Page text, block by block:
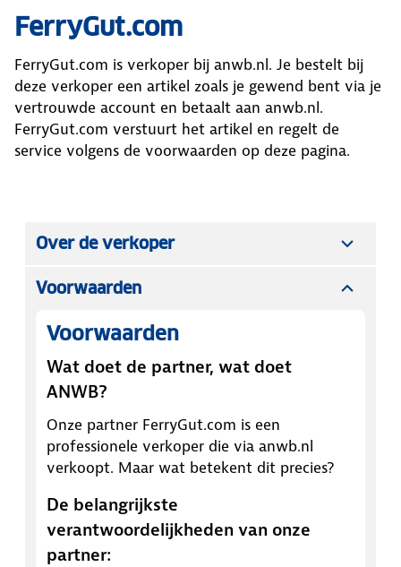
FerryGut.com
FerryGut.com is verkoper bij anwb.nl. Je bestelt bij
deze verkoper een artikel zoals je gewend bent via je
vertrouwde account en betaalt aan anwb.nl.
FerryGut.com verstuurt het artikel en regelt de
service volgens de voorwaarden op deze pagina.
Over de verkoper
Voorwaarden
Voorwaarden
Wat doet de partner, wat doet
ANWB?
Onze partner FerryGut.com is een
professionele verkoper die via anwb.nl
verkoopt. Maar wat betekent dit precies?
De belangrijkste
verantwoordelijkheden van onze
partner: